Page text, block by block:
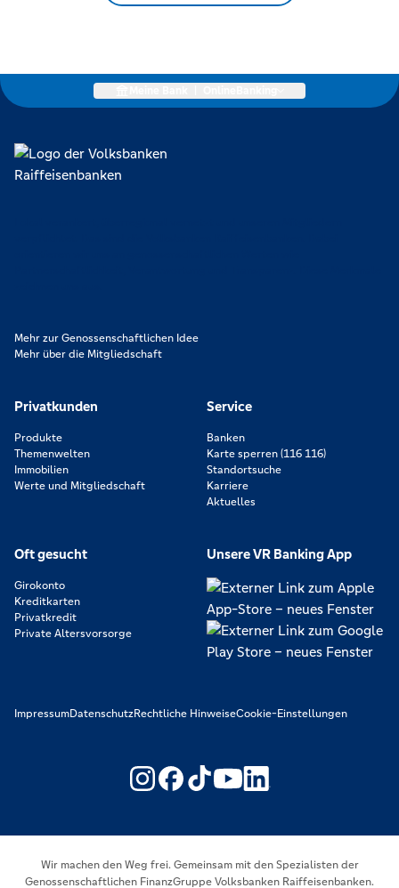
Mehr zur Genossenschaftlichen Idee
Mehr über die Mitgliedschaft
Privatkunden
Produkte
Themenwelten
Immobilien
Werte und Mitgliedschaft
Service
Banken
Karte sperren (116 116)
Standortsuche
Karriere
Aktuelles
Oft gesucht
Girokonto
Kreditkarten
Privatkredit
Private Altersvorsorge
Unsere VR Banking App
ImpressumDatenschutzRechtliche HinweiseCookie-Einstellungen
https://www.youtube.com/
https://
Wir machen den Weg frei. Gemeinsam mit den Spezialisten der
Genossenschaftlichen FinanzGruppe Volksbanken Raiffeisenbanken.